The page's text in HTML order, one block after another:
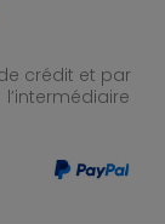
crédit et par